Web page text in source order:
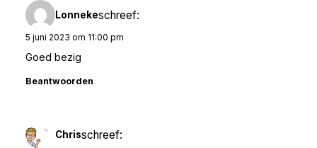
Lonnekeschreef:
5 juni 2023 om 11:00 pm
Goed bezig
Beantwoorden
Chrisschreef: